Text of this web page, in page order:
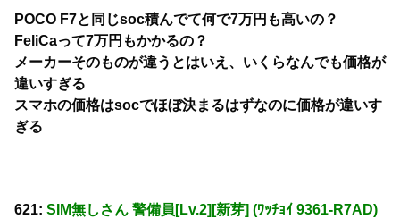
POCO F7と同じsoc積んでて何で7万円も高いの？
FeliCaって7万円もかかるの？
メーカーそのものが違うとはいえ、いくらなんでも価格が
違いすぎる
スマホの価格はsocでほぼ決まるはずなのに価格が違いす
ぎる
621: SIM無しさん 警備員[Lv.2][新芽] (ﾜｯﾁｮｲ 9361-R7AD)